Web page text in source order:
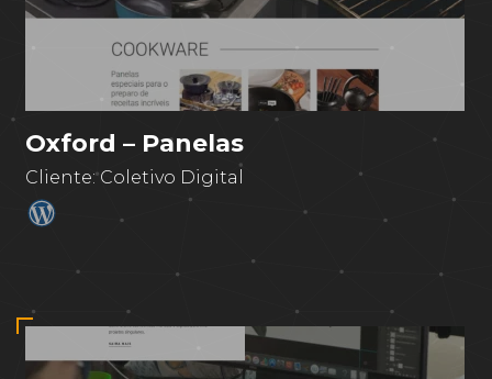
Oxford – Panelas
Cliente: Coletivo Digital